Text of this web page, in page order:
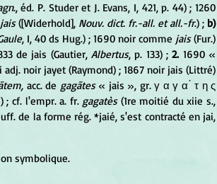
jais ([Widerhold], Nouv. dict. fr.-all. et all.-fr.) ; b)
, I, 40 ds Hug.) ; 1690 noir comme jais (Fur.)
de jais (Gautier, Albertus, p. 133) ; 2. 1690 «
adj. noir jayet (Raymond) ; 1867 noir jais (Littré)
acc. de gagātes « jais », gr. γ α γ α ́ τ η ς
; cf. l'empr. a. fr. gagatès
de la forme rég. *jaié, s'est contracté en jai,
symbolique.